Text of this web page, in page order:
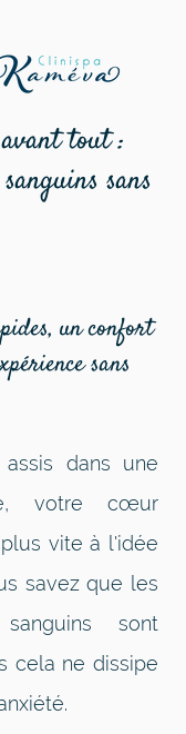
tout :
sans
un confort
sans
assis dans une
votre cœur
vite à l'idée
savez que les
sanguins sont
cela ne dissipe